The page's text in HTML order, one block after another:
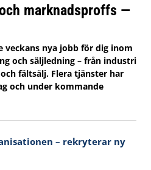
marknadsproffs —
veckans nya jobb för dig inom
och säljledning – från industri
fältsälj. Flera tjänster har
och under kommande